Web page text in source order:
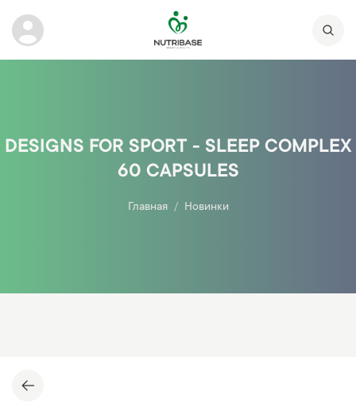
DESIGNS FOR SPORT - SLEEP COMPLEX
60 CAPSULES
Главная Новинки